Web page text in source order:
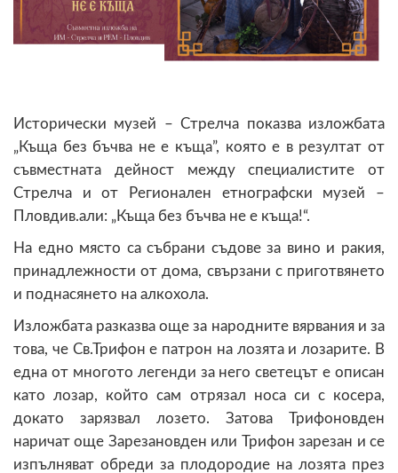
Исторически музей – Стрелча показва изложбата
„Къща без бъчва не е къща”, която е в резултат от
съвместната дейност между специалистите от
Стрелча и от Регионален етнографски музей –
Пловдив.али: „Къща без бъчва не е къща!“.
На едно място са събрани съдове за вино и ракия,
принадлежности от дома, свързани с приготвянето
и поднасянето на алкохола.
Изложбата разказва още за народните вярвания и за
това, че Св.Трифон е патрон на лозята и лозарите. В
една от многото легенди за него светецът е описан
като лозар, който сам отрязал носа си с косера,
докато зарязвал лозето. Затова Трифоновден
наричат още Зарезановден или Трифон зарезан и се
изпълняват обреди за плодородие на лозята през